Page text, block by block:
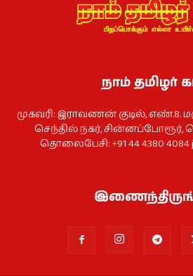
நாம் தமிழர்
முகவரி: இராவணன் குடில், எண்.8.
செந்தில் நகர், சின்னப்போரூர்,
தொலைபேசி: +91 44 4380 4084